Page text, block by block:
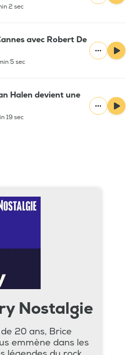
2 sec
avec Robert De
5 sec
Halen devient une
19 sec
Nostalgie
20 ans, Brice
emmène dans les